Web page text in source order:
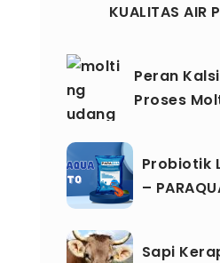
KUALITAS AIR
Peran
Proses
Probiotik
–
Sapi